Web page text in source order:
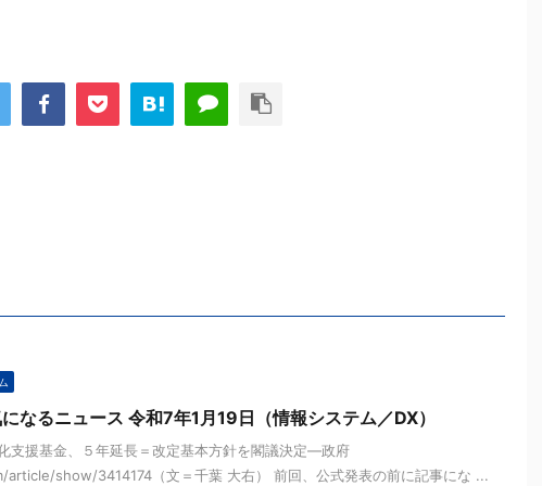
なるニュース 令和7年1月19日（情報システム／DX）
支援基金、５年延長＝改定基本方針を閣議決定―政府
show/3414174（文＝千葉 大右） 前回、公式発表の前に記事にな ...